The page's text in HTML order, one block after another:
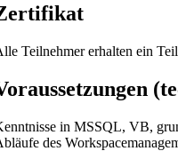
Teilnehmer erhalten ein
in MSSQL, VB,
des